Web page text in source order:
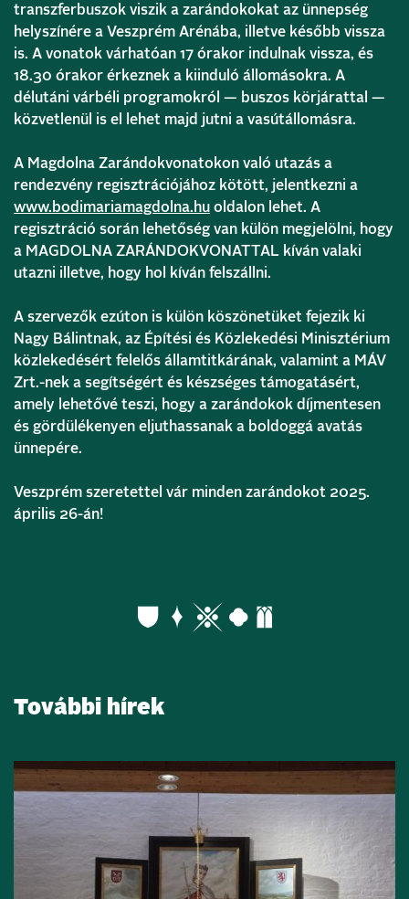
transzferbuszok viszik a zarándokokat az ünnepség
helyszínére a Veszprém Arénába, illetve később vissza
is. A vonatok várhatóan 17 órakor indulnak vissza, és
18.30 órakor érkeznek a kiinduló állomásokra. A
délutáni várbéli programokról — buszos körjárattal —
közvetlenül is el lehet majd jutni a vasútállomásra.
A Magdolna Zarándokvonatokon való utazás a
rendezvény regisztrációjához kötött, jelentkezni a
www.bodimariamagdolna.hu oldalon lehet. A
regisztráció során lehetőség van külön megjelölni, hogy
a MAGDOLNA ZARÁNDOKVONATTAL kíván valaki
utazni illetve, hogy hol kíván felszállni.
A szervezők ezúton is külön köszönetüket fejezik ki
Nagy Bálintnak, az Építési és Közlekedési Minisztérium
közlekedésért felelős államtitkárának, valamint a MÁV
Zrt.-nek a segítségért és készséges támogatásért,
amely lehetővé teszi, hogy a zarándokok díjmentesen
és gördülékenyen eljuthassanak a boldoggá avatás
ünnepére.
Veszprém szeretettel vár minden zarándokot 2025.
április 26-án!
További hírek